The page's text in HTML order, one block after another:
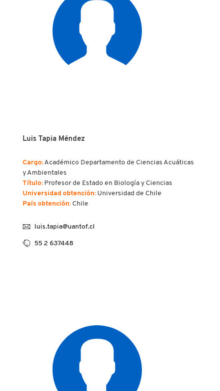
Luis Tapia Méndez
Cargo: Académico Departamento de Ciencias Acuáticas
y Ambientales
Título: Profesor de Estado en Biología y Ciencias
Universidad obtención: Universidad de Chile
País obtención: Chile
luis.tapia@uantof.cl
55 2 637448